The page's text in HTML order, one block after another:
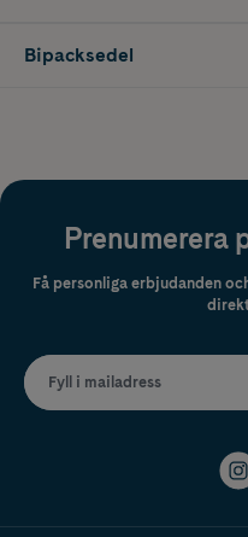
Bipacksedel
Prenumerera
Få personliga erbjudanden
Fyll i mailadress